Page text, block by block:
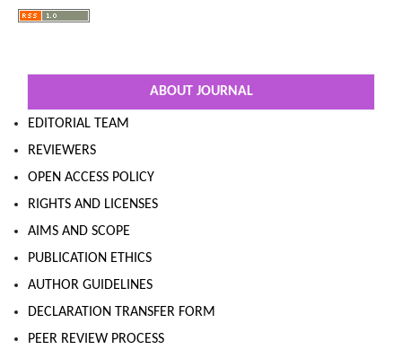
ABOUT JOURNAL
EDITORIAL TEAM
REVIEWERS
OPEN ACCESS POLICY
RIGHTS AND LICENSES
AIMS AND SCOPE
PUBLICATION ETHICS
AUTHOR GUIDELINES
DECLARATION TRANSFER FORM
PEER REVIEW PROCESS